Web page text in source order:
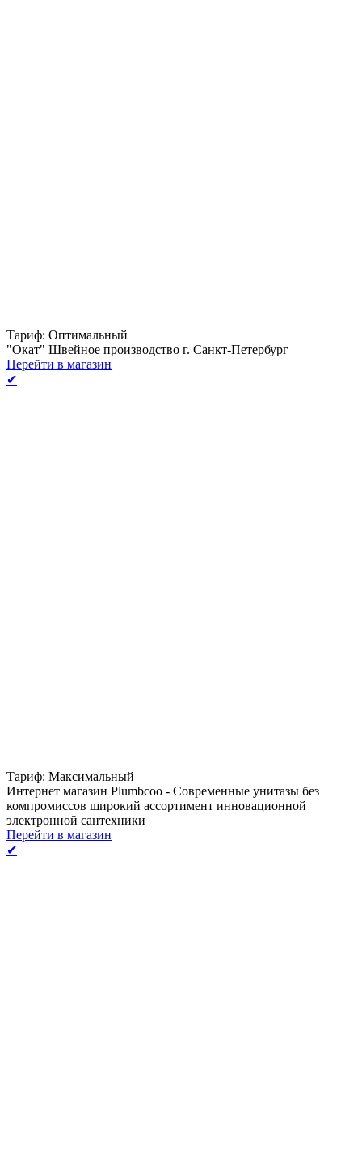
Тариф: Оптимальный
"Окат" Швейное производство г. Санкт-Петербург
Перейти в магазин
✔
Тариф: Максимальный
Интернет магазин Plumbcoo - Современные унитазы без
компромиссов широкий ассортимент инновационной
электронной сантехники
Перейти в магазин
✔